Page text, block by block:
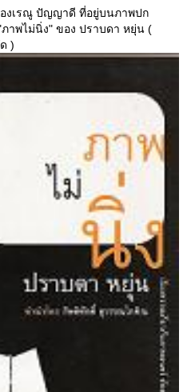
งเรณู ปัญญาดี ที่อยู่บนภาพปก
าพไม่นิ่ง" ของ ปราบดา หยุ่น (
)